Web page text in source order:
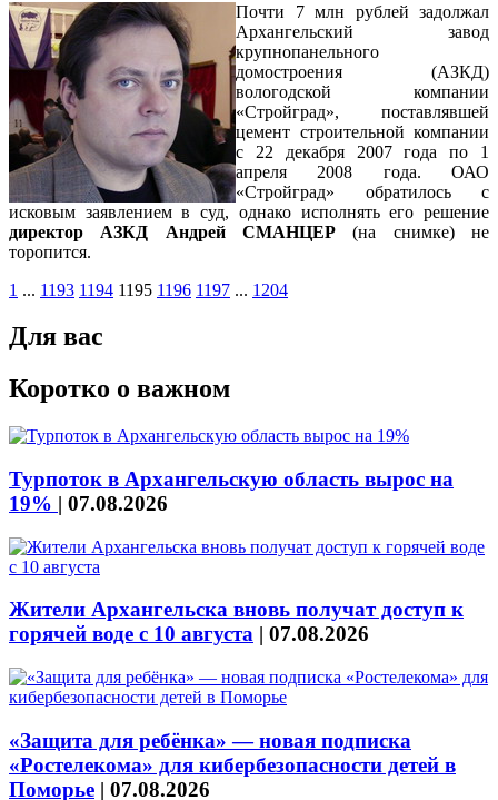
Почти 7 млн рублей задолжал
Архангельский завод
крупнопанельного
домостроения (АЗКД)
вологодской компании
«Стройград», поставлявшей
цемент строительной компании
с 22 декабря 2007 года по 1
апреля 2008 года. ОАО
«Стройград» обратилось с
исковым заявлением в суд, однако исполнять его решение
директор АЗКД Андрей СМАНЦЕР (на снимке) не
торопится.
1 ... 1193 1194 1195 1196 1197 ... 1204
Для вас
Коротко о важном
Турпоток в Архангельскую область вырос на
19% | 07.08.2026
Жители Архангельска вновь получат доступ к
горячей воде с 10 августа | 07.08.2026
«Защита для ребёнка» — новая подписка
«Ростелекома» для кибербезопасности детей в
Поморье | 07.08.2026